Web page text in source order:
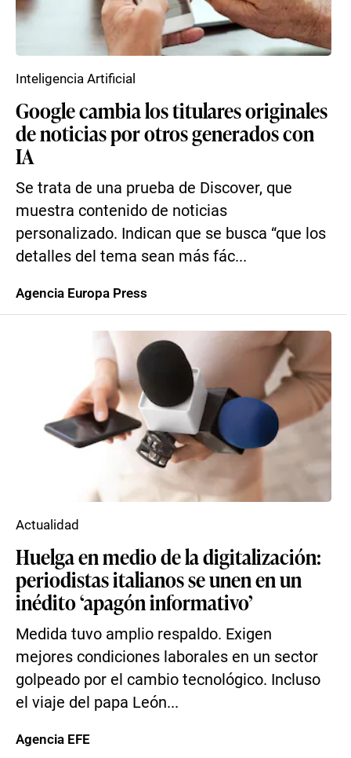
Google cambia los titulares originales
de noticias por otros generados con
IA
Se trata de una prueba de Discover, que
muestra contenido de noticias
personalizado. Indican que se busca “que los
detalles del tema sean más fác...
Inteligencia Artificial
Agencia Europa Press
Huelga en medio de la digitalización:
periodistas italianos se unen en un
inédito ‘apagón informativo’
Medida tuvo amplio respaldo. Exigen
mejores condiciones laborales en un sector
golpeado por el cambio tecnológico. Incluso
el viaje del papa León...
Actualidad
Agencia EFE